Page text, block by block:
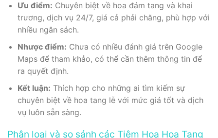
Ưu điểm: Chuyên biệt về hoa đám tang và khai
trương, dịch vụ 24/7, giá cả phải chăng, phù hợp với
nhiều ngân sách.
Nhược điểm: Chưa có nhiều đánh giá trên Google
Maps để tham khảo, có thể cần thêm thông tin để
ra quyết định.
Kết luận: Thích hợp cho những ai tìm kiếm sự
chuyên biệt về hoa tang lễ với mức giá tốt và dịch
vụ luôn sẵn sàng.
Phân loại và so sánh các Tiệm Hoa Hoa Tang